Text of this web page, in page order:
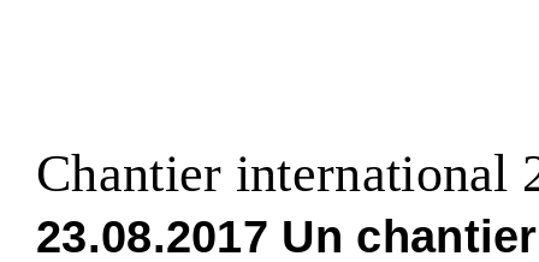
Chantier international
23.08.2017 Un